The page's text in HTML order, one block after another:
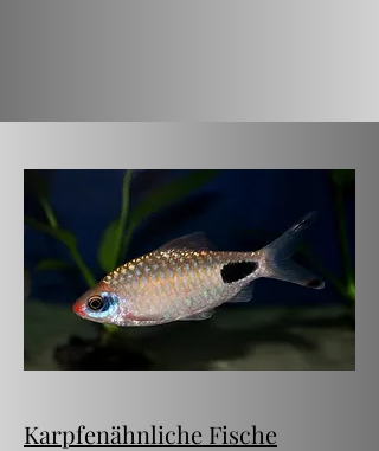
Karpfenähnliche Fische